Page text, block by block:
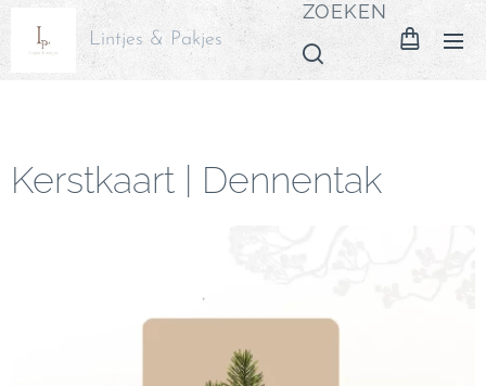
Lintjes & Pakjes
ZOEKEN
Kerstkaart | Dennentak